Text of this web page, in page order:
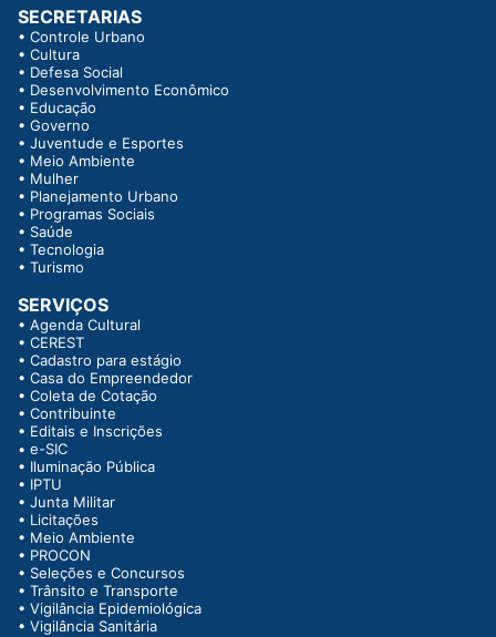
SECRETARIAS
• Controle Urbano
• Cultura
• Defesa Social
• Desenvolvimento Econômico
• Educação
• Governo
• Juventude e Esportes
• Meio Ambiente
• Mulher
• Planejamento Urbano
• Programas Sociais
• Saúde
• Tecnologia
• Turismo
SERVIÇOS
• Agenda Cultural
• CEREST
• Cadastro para estágio
• Casa do Empreendedor
• Coleta de Cotação
• Contribuinte
• Editais e Inscrições
• e-SIC
• Iluminação Pública
• IPTU
• Junta Militar
• Licitações
• Meio Ambiente
• PROCON
• Seleções e Concursos
• Trânsito e Transporte
• Vigilância Epidemiológica
• Vigilância Sanitária